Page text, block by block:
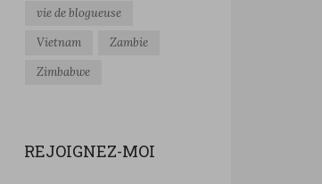
vie de blogueuse
Vietnam
Zambie
Zimbabwe
REJOIGNEZ-MOI